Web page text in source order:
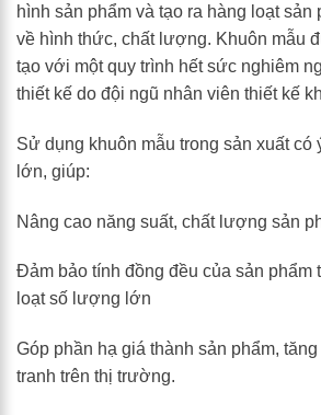
hình sản phẩm và tạo ra hàng loạt sản
về hình thức, chất lượng. Khuôn mẫu
tạo với một quy trình hết sức nghiêm
thiết kế do đội ngũ nhân viên thiết kế
Sử dụng khuôn mẫu trong sản xuất có
lớn, giúp:
Nâng cao năng suất, chất lượng sản
Đảm bảo tính đồng đều của sản phẩm
loạt số lượng lớn
Góp phần hạ giá thành sản phẩm,
tranh trên thị trường.